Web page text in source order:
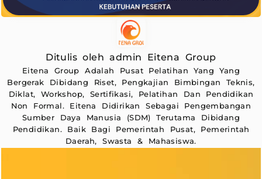
Ditulis oleh admin Eitena Group
Eitena Group Adalah Pusat Pelatihan Yang Yang
Bergerak Dibidang Riset, Pengkajian Bimbingan Teknis,
Diklat, Workshop, Sertifikasi, Pelatihan Dan Pendidikan
Non Formal. Eitena Didirikan Sebagai Pengembangan
Sumber Daya Manusia (SDM) Terutama Dibidang
Pendidikan. Baik Bagi Pemerintah Pusat, Pemerintah
Daerah, Swasta & Mahasiswa.